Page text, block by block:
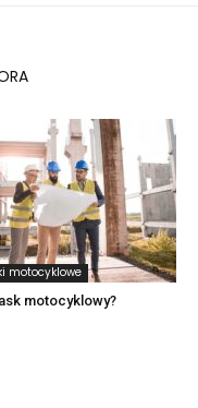
motocyklowe
motocyklowy?